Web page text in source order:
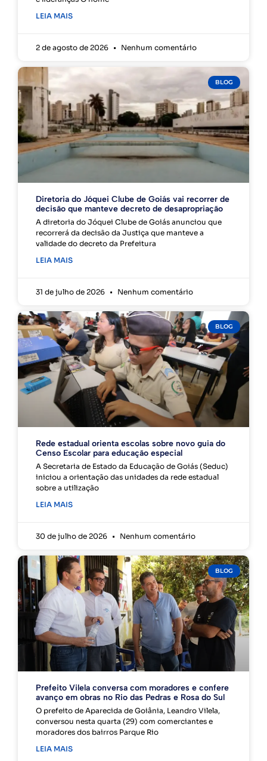
LEIA MAIS
2 de agosto de 2026 Nenhum comentário
BLOG
Diretoria do Jóquei Clube de Goiás vai recorrer de
decisão que manteve decreto de desapropriação
A diretoria do Jóquei Clube de Goiás anunciou que
recorrerá da decisão da Justiça que manteve a
validade do decreto da Prefeitura
LEIA MAIS
31 de julho de 2026 Nenhum comentário
BLOG
Rede estadual orienta escolas sobre novo guia do
Censo Escolar para educação especial
A Secretaria de Estado da Educação de Goiás (Seduc)
iniciou a orientação das unidades da rede estadual
sobre a utilização
LEIA MAIS
30 de julho de 2026 Nenhum comentário
BLOG
Prefeito Vilela conversa com moradores e confere
avanço em obras no Rio das Pedras e Rosa do Sul
O prefeito de Aparecida de Goiânia, Leandro Vilela,
conversou nesta quarta (29) com comerciantes e
moradores dos bairros Parque Rio
LEIA MAIS